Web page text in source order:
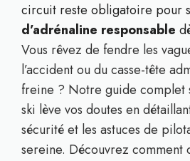
circuit reste obligatoire pour
d’adrénaline responsable
Vous rêvez de fendre les
l’accident ou du casse-tête
freine ? Notre guide complet
ski lève vos doutes en
sécurité et les astuces de
sereine. Découvrez comment